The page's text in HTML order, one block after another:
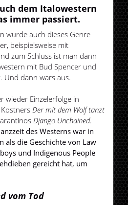
dem Italowestern
immer passiert.
wurde auch dieses Genre
beispielsweise mit
zum Schluss ist man dann
mit Bud Spencer und
Und dann wars aus.
wieder Einzelerfolge in
Der mit dem Wolf tanzt
Django Unchained.
des Westerns war in
als die Geschichte von Law
und Indigenous People
gereicht hat, um
vom Tod